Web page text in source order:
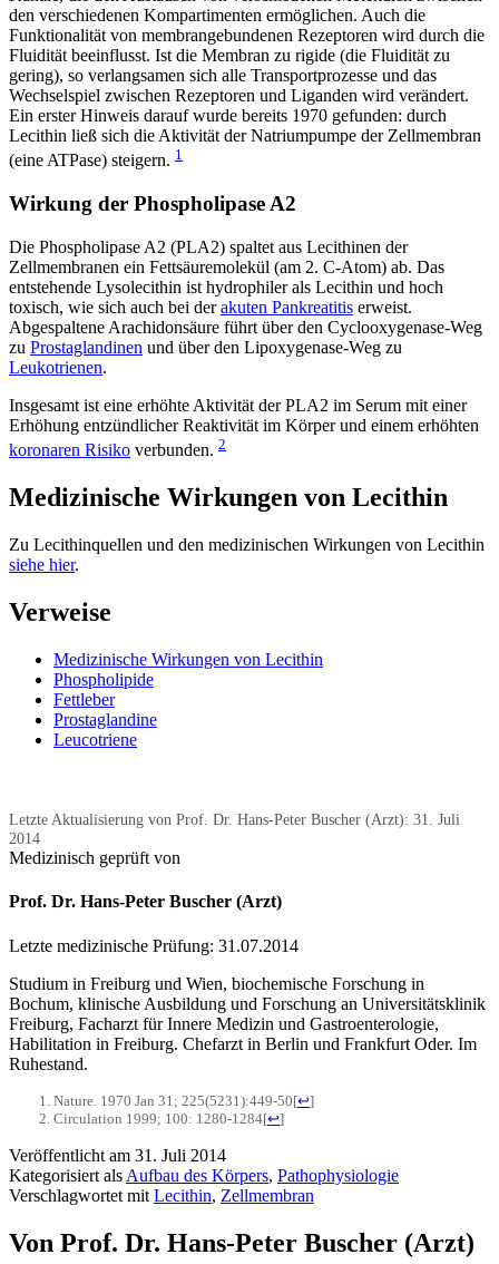
den verschiedenen Kompartimenten ermöglichen. Auch die
Funktionalität von membrangebundenen Rezeptoren wird durch die
Fluidität beeinflusst. Ist die Membran zu rigide (die Fluidität zu
gering), so verlangsamen sich alle Transportprozesse und das
Wechselspiel zwischen Rezeptoren und Liganden wird verändert.
Ein erster Hinweis darauf wurde bereits 1970 gefunden: durch
Lecithin ließ sich die Aktivität der Natriumpumpe der Zellmembran
(eine ATPase) steigern. 1
Wirkung der Phospholipase A2
Die Phospholipase A2 (PLA2) spaltet aus Lecithinen der
Zellmembranen ein Fettsäuremolekül (am 2. C-Atom) ab. Das
entstehende Lysolecithin ist hydrophiler als Lecithin und hoch
toxisch, wie sich auch bei derakuten Pankreatitis erweist.
Abgespaltene Arachidonsäure führt über den Cyclooxygenase-Weg
zu Prostaglandinen und über den Lipoxygenase-Weg zu
Leukotrienen.
Insgesamt ist eine erhöhte Aktivität der PLA2 im Serum mit einer
Erhöhung entzündlicher Reaktivität im Körper und einem erhöhten
koronaren Risiko verbunden. 2
Medizinische Wirkungen von Lecithin
Zu Lecithinquellen und den medizinischen Wirkungen von Lecithin
siehe hier.
Verweise
Medizinische Wirkungen von Lecithin
Phospholipide
Fettleber
Prostaglandine
Leucotriene
Letzte Aktualisierung von Prof. Dr. Hans-Peter Buscher (Arzt): 31. Juli
2014
Medizinisch geprüft von
Prof. Dr. Hans-Peter Buscher (Arzt)
Letzte medizinische Prüfung: 31.07.2014
Studium in Freiburg und Wien, biochemische Forschung in
Bochum, klinische Ausbildung und Forschung an Universitätsklinik
Freiburg, Facharzt für Innere Medizin und Gastroenterologie,
Habilitation in Freiburg. Chefarzt in Berlin und Frankfurt Oder. Im
Ruhestand.
Nature. 1970 Jan 31; 225(5231):449-50[↩]
Circulation 1999; 100: 1280-1284[↩]
Veröffentlicht am 31. Juli 2014
Kategorisiert als Aufbau des Körpers, Pathophysiologie
Verschlagwortet mit Lecithin, Zellmembran
Von Prof. Dr. Hans-Peter Buscher (Arzt)